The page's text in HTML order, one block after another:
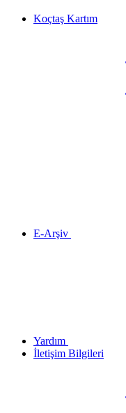
Koçtaş Kartım
E-Arşiv
Yardım
İletişim Bilgileri